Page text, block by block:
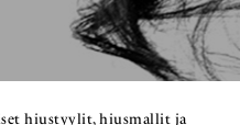
hiustyylit, hiusmallit ja